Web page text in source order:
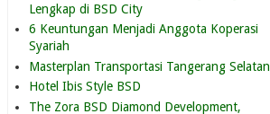
Lengkap di BSD City
6 Keuntungan Menjadi Anggota Koperasi
Syariah
Masterplan Transportasi Tangerang Selatan
Hotel Ibis Style BSD
The Zora BSD Diamond Development,